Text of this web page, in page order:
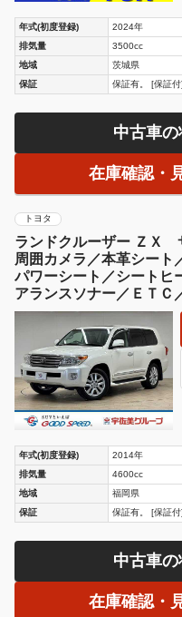
年式(初度登録) 2024年
排気量
3500cc
地域
茨城県
保証
保証有。 [保証
中古車
在庫確認・
トヨタ
ランドクルーザー ＺＸ
周囲カメラ／本革シート
パワーシート／シートヒ
アランスソナー／ＥＴＣ
年式(初度登録) 2014年
排気量
4600cc
地域
福岡県
保証
保証有。 [保証
中古車
在庫確認・